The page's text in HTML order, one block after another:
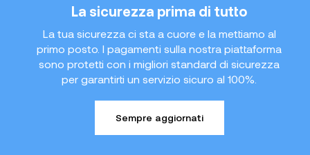
La sicurezza prima di tutto
La tua sicurezza ci sta a cuore e la mettiamo al
primo posto. I pagamenti sulla nostra piattaforma
sono protetti con i migliori standard di sicurezza
per garantirti un servizio sicuro al 100%.
Sempre aggiornati